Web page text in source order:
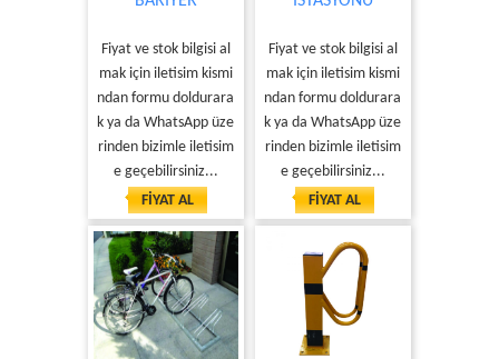
Fiyat ve stok bilgisi al
mak için iletisim kismi
ndan formu doldurara
k ya da WhatsApp üze
rinden bizimle iletisim
e geçebilirsiniz...
FİYAT AL
Fiyat ve stok bilgisi al
mak için iletisim kismi
ndan formu doldurara
k ya da WhatsApp üze
rinden bizimle iletisim
e geçebilirsiniz...
FİYAT AL